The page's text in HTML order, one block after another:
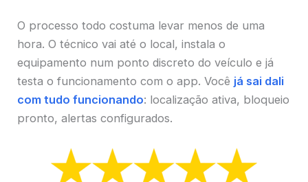
O processo todo costuma levar menos de uma
hora. O técnico vai até o local, instala o
equipamento num ponto discreto do veículo e já
testa o funcionamento com o app. Você já sai dali
com tudo funcionando: localização ativa, bloqueio
pronto, alertas configurados.